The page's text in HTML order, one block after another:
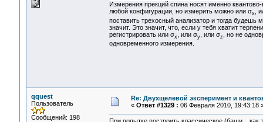
Измерения прекций спина носят именно
любой конфигурации, но измерить можно или σx ,
поставить трехосный анализатор и тогда
значит. Это значит, что, если у тебя хватит
регистрировать или σx , или σy, или σz , но не
одновременного измерения.
qquest
Пользователь
Сообщений: 198
Re: Двухщелевой эксперимент и
« Ответ #1329 : 06 Февраля 2010, 19:43:18